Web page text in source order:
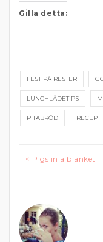
Gilla detta:
FEST PÅ RESTER
LUNCHLÅDETIPS
PITABRÖD RECEPT
< Pigs in a blanket